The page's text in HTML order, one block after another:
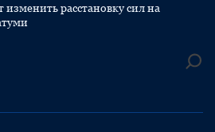
расстановку сил на